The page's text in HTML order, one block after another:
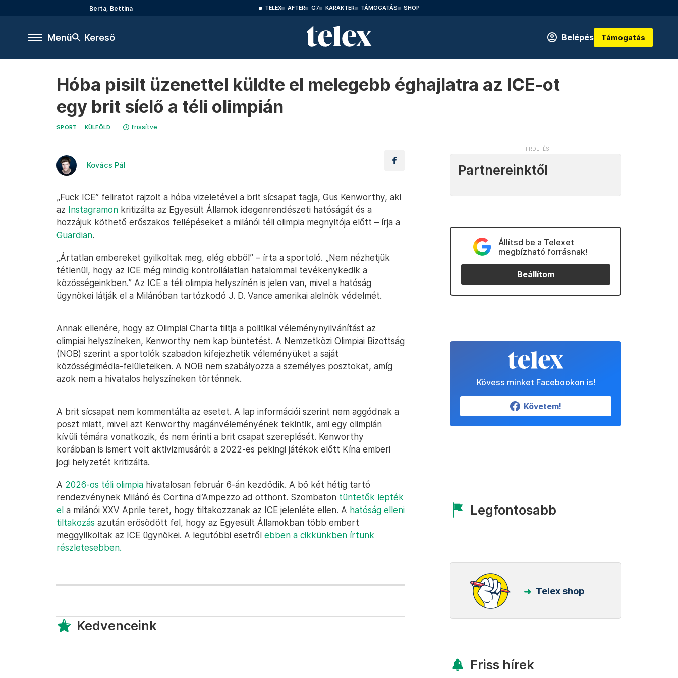
Berta, Bettina TELEX AFTER G7 KARAKTER TÁMOGATÁS SHOP
Menü Kereső Belépés Támogatás
Hóba pisilt üzenettel küldte el melegebb éghajlatra az ICE-ot
egy brit síelő a téli olimpián
SPORT KÜLFÖLD frissítve
Kovács Pál
„Fuck ICE” feliratot rajzolt a hóba vizeletével a brit sícsapat tagja, Gus Kenworthy, aki
az Instagramon kritizálta az Egyesült Államok idegenrendészeti hatóságát és a
hozzájuk köthető erőszakos fellépéseket a milánói téli olimpia megnyitója előtt – írja a
Guardian.
„Ártatlan embereket gyilkoltak meg, elég ebből” – írta a sportoló. „Nem nézhetjük
tétlenül, hogy az ICE még mindig kontrollálatlan hatalommal tevékenykedik a
közösségeinkben.” Az ICE a téli olimpia helyszínén is jelen van, mivel a hatóság
ügynökei látják el a Milánóban tartózkodó J. D. Vance amerikai alelnök védelmét.
Annak ellenére, hogy az Olimpiai Charta tiltja a politikai véleménynyilvánítást az
olimpiai helyszíneken, Kenworthy nem kap büntetést. A Nemzetközi Olimpiai Bizottság
(NOB) szerint a sportolók szabadon kifejezhetik véleményüket a saját
közösségimédia-felületeiken. A NOB nem szabályozza a személyes posztokat, amíg
azok nem a hivatalos helyszíneken történnek.
A brit sícsapat nem kommentálta az esetet. A lap információi szerint nem aggódnak a
poszt miatt, mivel azt Kenworthy magánvéleményének tekintik, ami egy olimpián
kívüli témára vonatkozik, és nem érinti a brit csapat szereplését. Kenworthy
korábban is ismert volt aktivizmusáról: a 2022-es pekingi játékok előtt Kína emberi
jogi helyzetét kritizálta.
A 2026-os téli olimpia hivatalosan február 6-án kezdődik. A bő két hétig tartó
rendezvénynek Milánó és Cortina d’Ampezzo ad otthont. Szombaton tüntetők lepték
el a milánói XXV Aprile teret, hogy tiltakozzanak az ICE jelenléte ellen. A hatóság elleni
tiltakozás azután erősödött fel, hogy az Egyesült Államokban több embert
meggyilkoltak az ICE ügynökei. A legutóbbi esetről ebben a cikkünkben írtunk
részletesebben.
Kedvenceink
Partnereinktől
Állítsd be a Telexet
megbízható forrásnak!
Beállítom
Kövess minket Facebookon is!
Követem!
Legfontosabb
Telex shop
Friss hírek